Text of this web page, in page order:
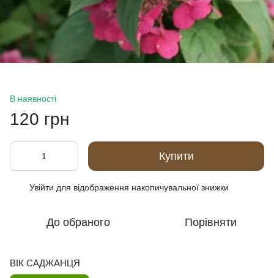
В наявності
120 грн
Купити
Увійти для відображення накопичувальної знижки
До обраного Порівняти
ВІК САДЖАНЦЯ